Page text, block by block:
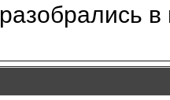
разобрались